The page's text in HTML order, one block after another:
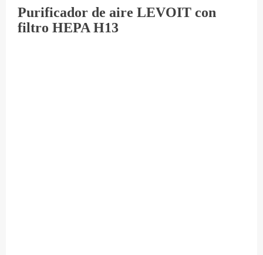
Purificador de aire LEVOIT con
filtro HEPA H13